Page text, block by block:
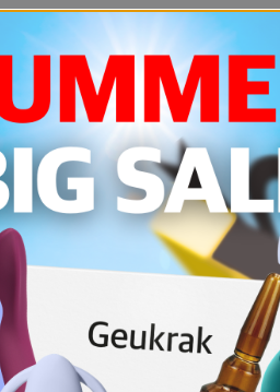
예상치 못한 에러입니다.